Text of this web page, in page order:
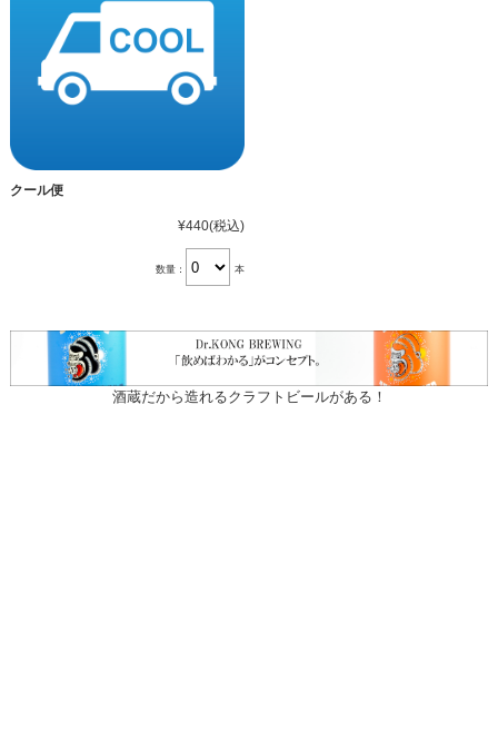
クール便
¥440(税込)
数量： 本
酒蔵だから造れるクラフトビールがある！